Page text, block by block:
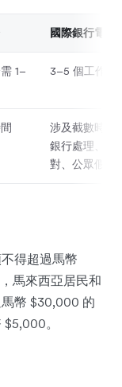
國際銀行電匯
1–
3–5 個工作天
涉及截數時間
銀行處理、資
對、公眾假期
得超過馬幣
馬來西亞居民和
幣 $30,000 的
。